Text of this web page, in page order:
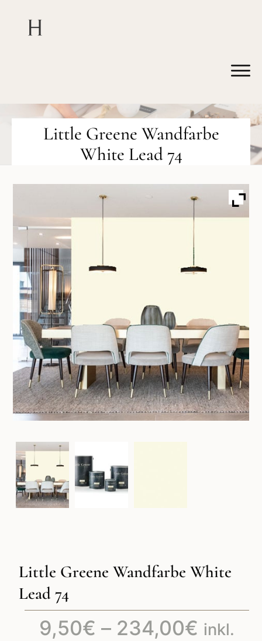
Little Greene Wandfarbe
White Lead 74
Little Greene Wandfarbe White
Lead 74
9,50€ – 234,00€ inkl.